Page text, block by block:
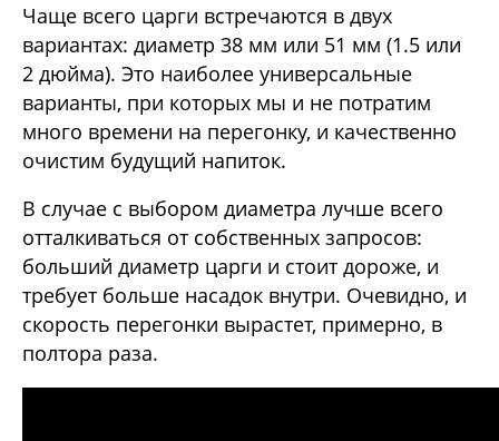
Чаще всего царги встречаются в двух
вариантах: диаметр 38 мм или 51 мм (1.5 или
2 дюйма). Это наиболее универсальные
варианты, при которых мы и не потратим
много времени на перегонку, и качественно
очистим будущий напиток.
В случае с выбором диаметра лучше всего
отталкиваться от собственных запросов:
больший диаметр царги и стоит дороже, и
требует больше насадок внутри. Очевидно, и
скорость перегонки вырастет, примерно, в
полтора раза.